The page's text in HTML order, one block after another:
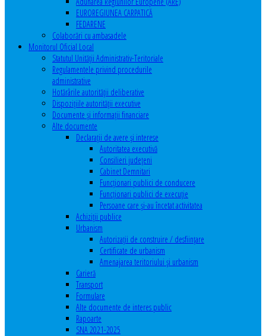
EUROREGIUNEA CARPATICĂ
FEDARENE
Colaborări cu ambasadele
Monitorul Oficial Local
Statutul Unităţii Administrativ-Teritoriale
Regulamentele privind procedurile
administrative
Hotărârile autorităţii deliberative
Dispoziţiile autorităţii executive
Documente şi informaţii financiare
Alte documente
Declaraţii de avere şi interese
Autoritatea executivă
Consilieri judeţeni
Cabinet Demnitari
Funcţionari publici de conducere
Funcționari publici de execuție
Persoane care şi-au încetat activitatea
Achiziţii publice
Urbanism
Autorizații de construire / desființare
Certificate de urbanism
Amenajarea teritoriului şi urbanism
Carieră
Transport
Formulare
Alte documente de interes public
Rapoarte
SNA 2021-2025